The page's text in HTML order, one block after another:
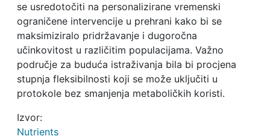
se usredotočiti na personalizirane vremenski
ograničene intervencije u prehrani kako bi se
maksimiziralo pridržavanje i dugoročna
učinkovitost u različitim populacijama. Važno
područje za buduća istraživanja bila bi procjena
stupnja fleksibilnosti koji se može uključiti u
protokole bez smanjenja metaboličkih koristi.
Izvor:
Nutrients